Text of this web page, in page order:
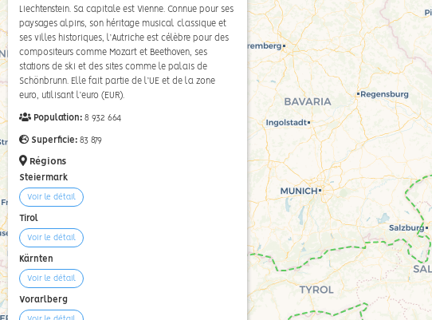
Liechtenstein. Sa capitale est Vienne. Connue pour ses
paysages alpins, son héritage musical classique et
ses villes historiques, l’Autriche est célèbre pour des
compositeurs comme Mozart et Beethoven, ses
stations de ski et des sites comme le palais de
Schönbrunn. Elle fait partie de l’UE et de la zone
euro, utilisant l’euro (EUR).
Population: 8 932 664
Superficie: 83 879
Régions
Steiermark
Voir le détail
Tirol
Voir le détail
Kärnten
Voir le détail
Vorarlberg